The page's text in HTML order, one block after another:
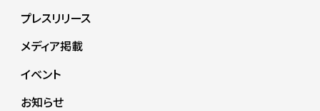
プレスリリース
メディア掲載
イベント
お知らせ